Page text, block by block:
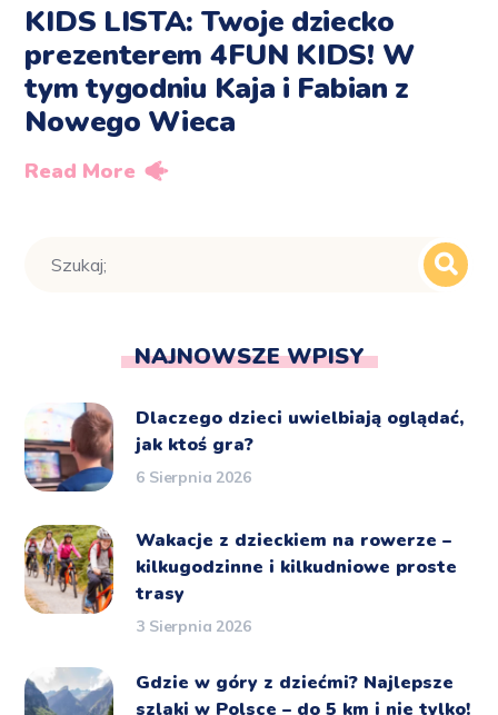
KIDS LISTA: Twoje dziecko
prezenterem 4FUN KIDS! W
tym tygodniu Kaja i Fabian z
Nowego Wieca
Read More
NAJNOWSZE WPISY
Dlaczego dzieci uwielbiają oglądać,
jak ktoś gra?
6 Sierpnia 2026
Wakacje z dzieckiem na rowerze –
kilkugodzinne i kilkudniowe proste
trasy
3 Sierpnia 2026
Gdzie w góry z dziećmi? Najlepsze
szlaki w Polsce – do 5 km i nie tylko!